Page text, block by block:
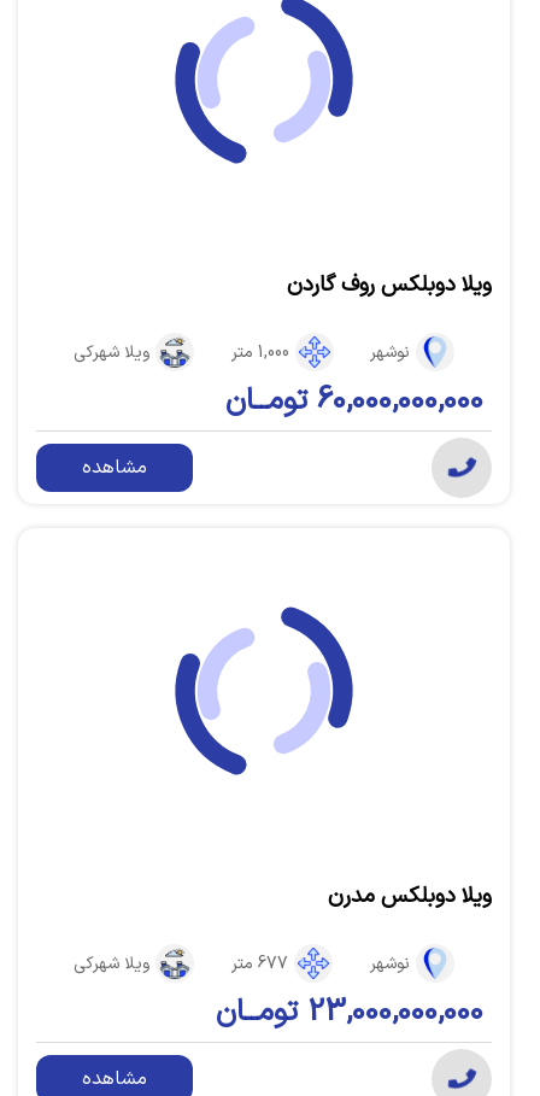
ویلا دوبلکس روف گاردن
نوشهر 1,000 متر ویلا شهرکی
60,000,000,000 تومــان
مشاهده
ویلا دوبلکس مدرن
نوشهر 677 متر ویلا شهرکی
23,000,000,000 تومــان
مشاهده